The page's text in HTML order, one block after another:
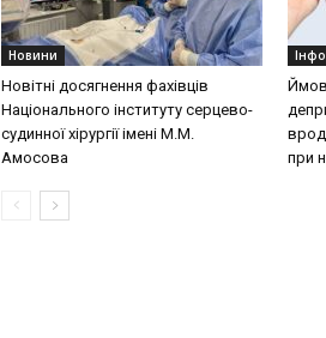
Новини
Новітні досягнення фахівців
Національного інституту серцево-
судинної хірургії імeні М.М.
Амосова
при